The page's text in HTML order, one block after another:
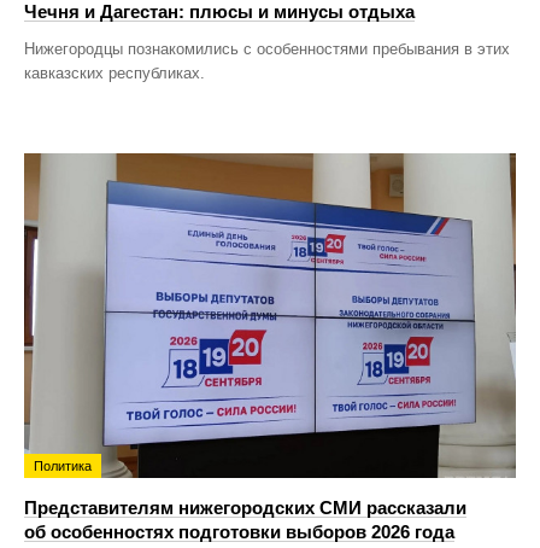
Чечня и Дагестан: плюсы и минусы отдыха
Нижегородцы познакомились с особенностями пребывания в этих
кавказских республиках.
Политика
Представителям нижегородских СМИ рассказали
об особенностях подготовки выборов 2026 года